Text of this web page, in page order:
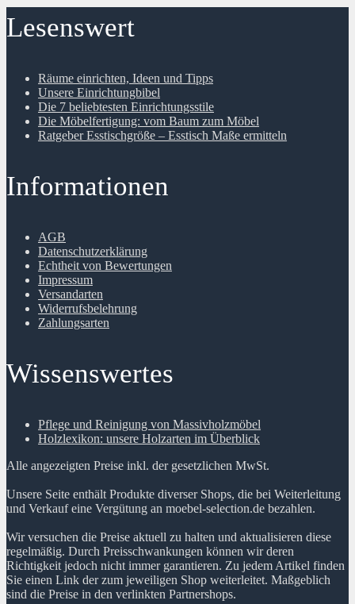
Lesenswert
Räume einrichten, Ideen und Tipps
Unsere Einrichtungbibel
Die 7 beliebtesten Einrichtungsstile
Die Möbelfertigung: vom Baum zum Möbel
Ratgeber Esstischgröße – Esstisch Maße ermitteln
Informationen
AGB
Datenschutzerklärung
Echtheit von Bewertungen
Impressum
Versandarten
Widerrufsbelehrung
Zahlungsarten
Wissenswertes
Pflege und Reinigung von Massivholzmöbel
Holzlexikon: unsere Holzarten im Überblick
Alle angezeigten Preise inkl. der gesetzlichen MwSt.
Unsere Seite enthält Produkte diverser Shops, die bei Weiterleitung
und Verkauf eine Vergütung an moebel-selection.de bezahlen.
Wir versuchen die Preise aktuell zu halten und aktualisieren diese
regelmäßig. Durch Preisschwankungen können wir deren
Richtigkeit jedoch nicht immer garantieren. Zu jedem Artikel finden
Sie einen Link der zum jeweiligen Shop weiterleitet. Maßgeblich
sind die Preise in den verlinkten Partnershops.